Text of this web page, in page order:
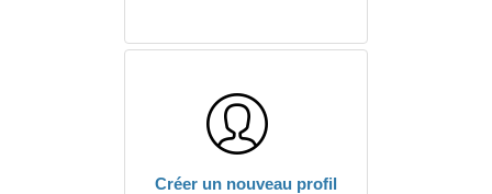
Créer un nouveau profil